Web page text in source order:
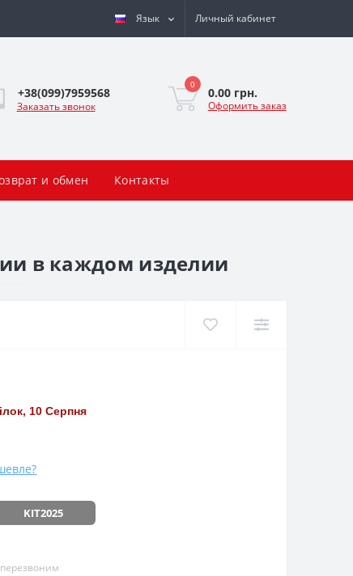
Язык Личный кабинет
+38(099)7959568
Заказать звонок
0
0.00 грн.
Оформить заказ
и обмен Контакты
в каждом изделии
10 Серпня
KIT2025